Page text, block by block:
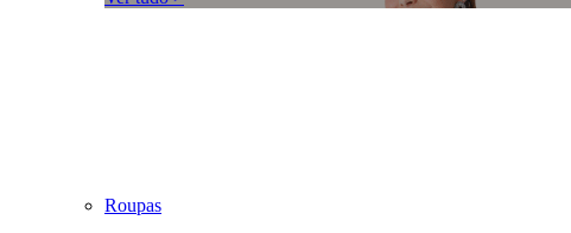
Roupas